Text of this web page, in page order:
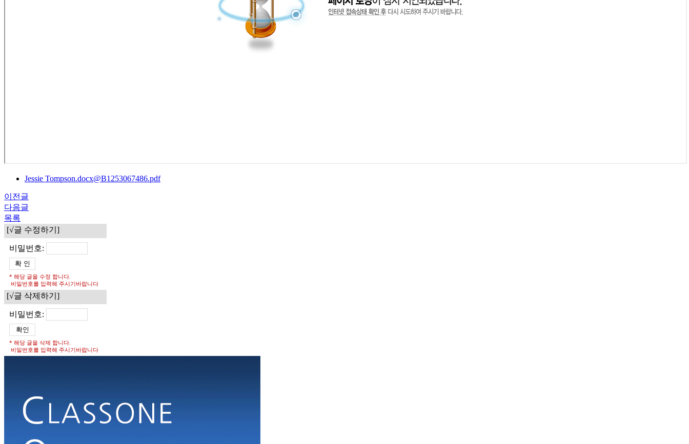
Jessie Tompson.docx@B1253067486.pdf
이전글
다음글
목록
[√글 수정하기]
비밀번호:
* 해당 글을 수정 합니다.
비밀번호를 입력해 주시기바랍니다
[√글 삭제하기]
비밀번호:
* 해당 글을 삭제 합니다.
비밀번호를 입력해 주시기바랍니다